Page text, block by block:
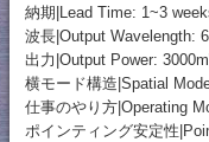
納期|Lead Time: 1~3
波長|Output Wavelength:
出力|Output Power:
横モード構造|Spatial
仕事のやり方|Operating
ポインティング安定性